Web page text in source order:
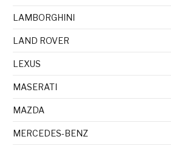
LAMBORGHINI
LAND ROVER
LEXUS
MASERATI
MAZDA
MERCEDES-BENZ